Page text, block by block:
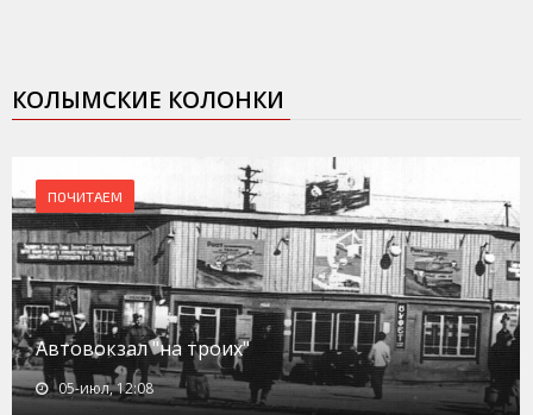
КОЛЫМСКИЕ КОЛОНКИ
ПОЧИТАЕМ
Автовокзал "на троих"
05-июл, 12:08